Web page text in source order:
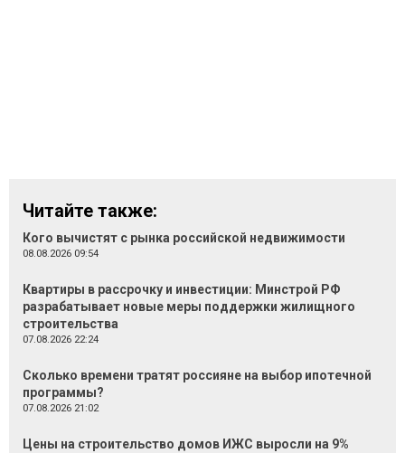
Читайте также:
Кого вычистят с рынка российской недвижимости
08.08.2026 09:54
Квартиры в рассрочку и инвестиции: Минстрой РФ
разрабатывает новые меры поддержки жилищного
строительства
07.08.2026 22:24
Сколько времени тратят россияне на выбор ипотечной
программы?
07.08.2026 21:02
Цены на строительство домов ИЖС выросли на 9%